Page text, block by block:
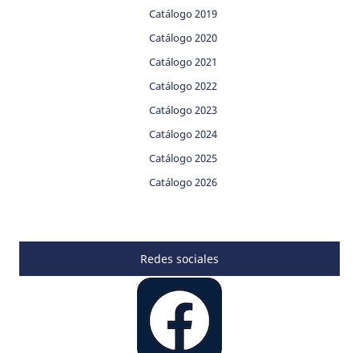
Catálogo 2019
Catálogo 2020
Catálogo 2021
Catálogo 2022
Catálogo 2023
Catálogo 2024
Catálogo 2025
Catálogo 2026
Redes sociales